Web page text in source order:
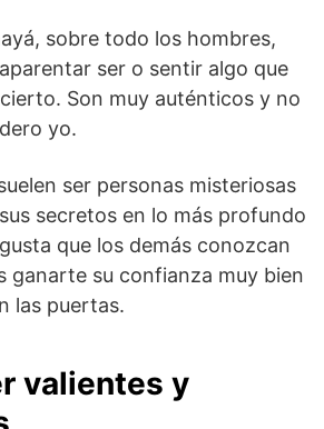
sobre todo los hombres,
ser o sentir algo que
Son muy auténticos y no
yo.
ser personas misteriosas
secretos en lo más profundo
que los demás conozcan
ganarte su confianza muy bien
las puertas.
valientes y